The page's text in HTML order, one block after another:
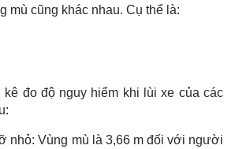
mù cũng khác nhau. Cụ thể là:
kê đo độ nguy hiểm khi lùi xe của các
nhỏ: Vùng mù là 3,66 m đối với người